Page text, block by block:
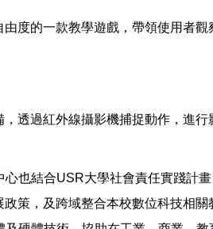
由度的一款教學遊戲，帶領使用者
透過紅外線攝影機捕捉動作，進
心也結合USR大學社會責任實踐計
策，及跨域整合本校數位科技相